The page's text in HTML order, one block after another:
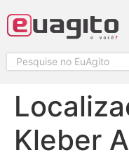
Kleber